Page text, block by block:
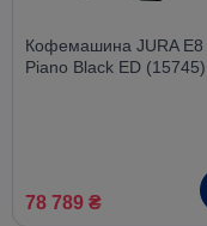
Кофемашина JURA E8
Piano Black ED (15745)
78 789 ₴